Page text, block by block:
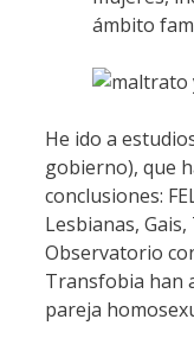
ámbito
He ido a
gobierno), que
conclusiones:
Lesbianas,
Observatorio
Transfobia han
pareja